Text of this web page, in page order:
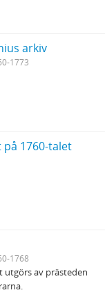
arkiv
1773
1760-talet
1768
utgörs av prästeden